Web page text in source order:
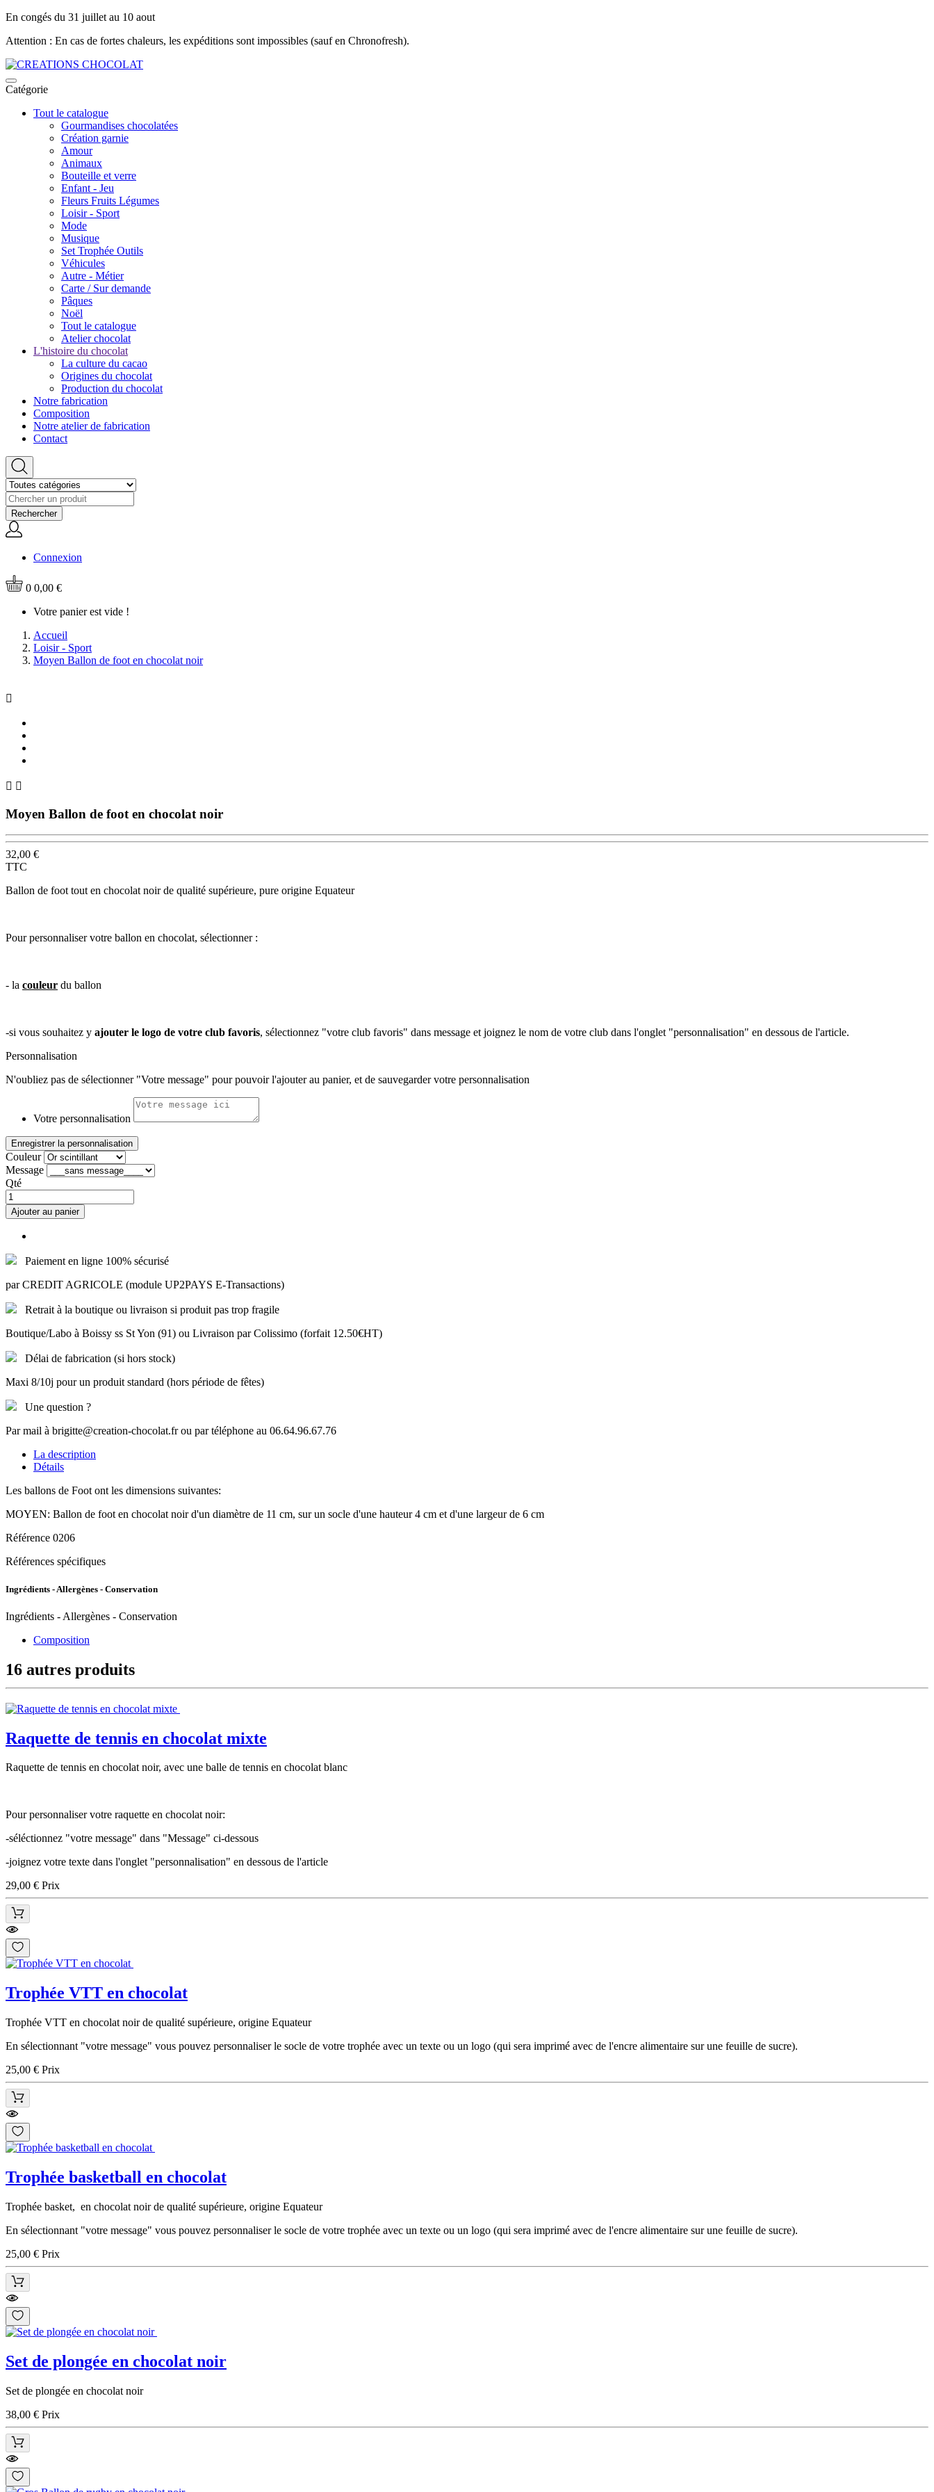
En congés du 31 juillet au 10 aout
Attention : En cas de fortes chaleurs, les expéditions sont impossibles (sauf en Chronofresh).
Catégorie
Tout le catalogue
Gourmandises chocolatées
Création garnie
Amour
Animaux
Bouteille et verre
Enfant - Jeu
Fleurs Fruits Légumes
Loisir - Sport
Mode
Musique
Set Trophée Outils
Véhicules
Autre - Métier
Carte / Sur demande
Pâques
Noël
Tout le catalogue
Atelier chocolat
L'histoire du chocolat
La culture du cacao
Origines du chocolat
Production du chocolat
Notre fabrication
Composition
Notre atelier de fabrication
Contact
Rechercher
Connexion
0 0,00 €
Votre panier est vide !
Accueil
Loisir - Sport
Moyen Ballon de foot en chocolat noir

 
Moyen Ballon de foot en chocolat noir
32,00 €
TTC
Ballon de foot tout en chocolat noir de qualité supérieure, pure origine Equateur
Pour personnaliser votre ballon en chocolat, sélectionner :
- la couleur du ballon
-si vous souhaitez y ajouter le logo de votre club favoris, sélectionnez "votre club favoris" dans message etjoignez le nom de votre club dans l'onglet "personnalisation" en dessous de l'article.
Personnalisation
N'oubliez pas de sélectionner "Votre message" pour pouvoir l'ajouter au panier, et de sauvegarder votre personnalisation
Votre personnalisation
Enregistrer la personnalisation
Couleur
Message
Qté
Ajouter au panier
Paiement en ligne 100% sécurisé
par CREDIT AGRICOLE (module UP2PAYS E-Transactions)
Retrait à la boutique ou livraison si produit pas trop fragile
Boutique/Labo à Boissy ss St Yon (91) ou Livraison par Colissimo (forfait 12.50€HT)
Délai de fabrication (si hors stock)
Maxi 8/10j pour un produit standard (hors période de fêtes)
Une question ?
Par mail à brigitte@creation-chocolat.fr ou par téléphone au 06.64.96.67.76
La description
Détails
Les ballons de Foot ont les dimensions suivantes:
MOYEN: Ballon de foot en chocolat noir d'un diamètre de 11 cm, sur un socle d'une hauteur 4 cm et d'une largeur de 6 cm
Référence 0206
Références spécifiques
Ingrédients - Allergènes - Conservation
Ingrédients - Allergènes - Conservation
Composition
16 autres produits
Raquette de tennis en chocolat mixte
Raquette de tennis en chocolat noir, avec une balle de tennis en chocolat blanc
Pour personnaliser votre raquette en chocolat noir:
-séléctionnez "votre message" dans "Message" ci-dessous
-joignez votre texte dans l'onglet "personnalisation" en dessous de l'article
29,00 € Prix
Trophée VTT en chocolat
Trophée VTT en chocolat noir de qualité supérieure, origine Equateur
En sélectionnant "votre message" vous pouvez personnaliser le socle de votre trophée avec un texte ou un logo (qui sera imprimé avec de l'encre alimentaire sur une feuille de sucre).
25,00 € Prix
Trophée basketball en chocolat
Trophée basket, en chocolat noir de qualité supérieure, origine Equateur
En sélectionnant "votre message" vous pouvez personnaliser le socle de votre trophée avec un texte ou un logo (qui sera imprimé avec de l'encre alimentaire sur une feuille de sucre).
25,00 € Prix
Set de plongée en chocolat noir
Set de plongée en chocolat noir
38,00 € Prix